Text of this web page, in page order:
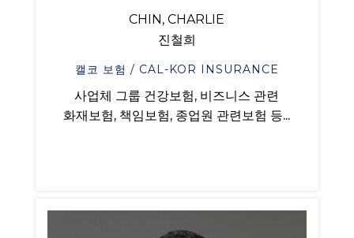
CHIN, CHARLIE
진철희
캘코 보험 / CAL-KOR INSURANCE
사업체 그룹 건강보험, 비즈니스 관련
화재보험, 책임보험, 종업원 관련보험 등...